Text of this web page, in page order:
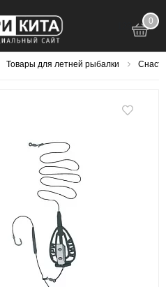
0
Товары для летней рыбалки